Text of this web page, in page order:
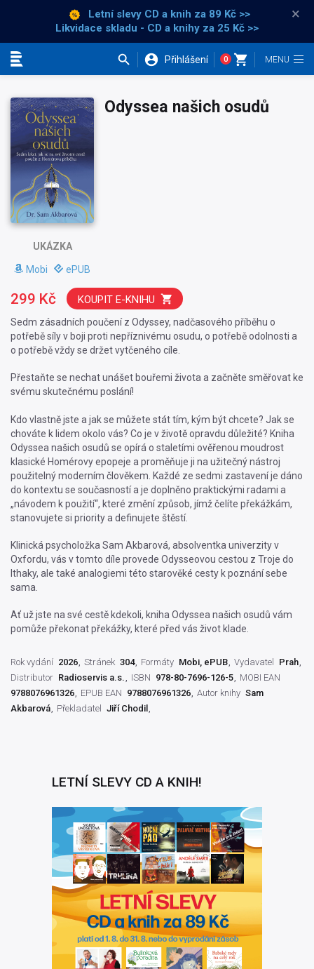
Letní slevy CD a knih za 89 Kč >>
Likvidace skladu - CD a knihy za 25 Kč >>
×
Přihlášení 0
UKÁZKA
Mobi ePUB
Odyssea našich osudů
Sedm zásadních poučení z Odyssey, nadčasového příběhu o
potřebě síly v boji proti nepříznivému osudu, o potřebě odolnosti a
o potřebě vždy se držet vytčeného cíle.
Přestaňte se nechat unášet bouřemi života a začněte směřovat ke
svému skutečnému poslání!
Kdo vlastně jste a jak se můžete stát tím, kým být chcete? Jak se
chováte k lidem okolo vás? Co je v životě opravdu důležité? Kniha
Odyssea našich osudů se opírá o staletími ověřenou moudrost
klasické Homérovy epopeje a proměňuje ji na užitečný nástroj
použitelný moderním člověkem. Každé ze sedmi zastavení je dáno
do kontextu se současností a je doplněno praktickými radami a
„návodem k použití“, které změní způsob, jímž čelíte překážkám,
stanovujete si priority a definujete štěstí.
Klinická psycholožka Sam Akbarová, absolventka univerzity v
Oxfordu, vás v tomto díle provede Odysseovou cestou z Troje do
Ithaky, ale také analogiemi této starověké cesty k poznání sebe
sama.
Ať už jste na své cestě kdekoli, kniha Odyssea našich osudů vám
pomůže překonat překážky, které před vás život klade.
299 Kč KOUPIT E-KNIHU
Rok vydání 2026 Stránek 304 Formáty Mobi, ePUB Vydavatel Prah
Distributor Radioservis a.s. ISBN 978-80-7696-126-5
MOBI EAN
9788076961326
EPUB EAN 9788076961326 Autor knihy Sam
Akbarová
Překladatel Jiří Chodil
LETNÍ SLEVY CD A KNIH!